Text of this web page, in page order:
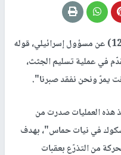
نقلت (القناة 12) عن مسؤول إسرائيلي، قوله
في عملية تسليم الجثث،
يمرّ ونحن نفقد صبرنا".
هذه العمليات صدرت من
في نيات حماس"، بهدف
من التذرّع بعقبات